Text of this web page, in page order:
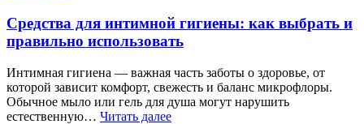
Средства для интимной гигиены: как выбрать и
правильно использовать
Интимная гигиена — важная часть заботы о здоровье, от
которой зависит комфорт, свежесть и баланс микрофлоры.
Обычное мыло или гель для душа могут нарушить
естественную… Читать далее